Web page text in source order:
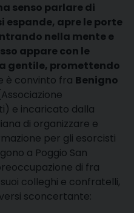
senso parlare di
espande, apre le porte
nella mente e
appare con le
gentile, promettendo
è convinto fra Benigno
e incaricato dalla
di organizzare e
per gli esorcisti
a Poggio San
di fra
colleghi e confratelli,
sconcertante: